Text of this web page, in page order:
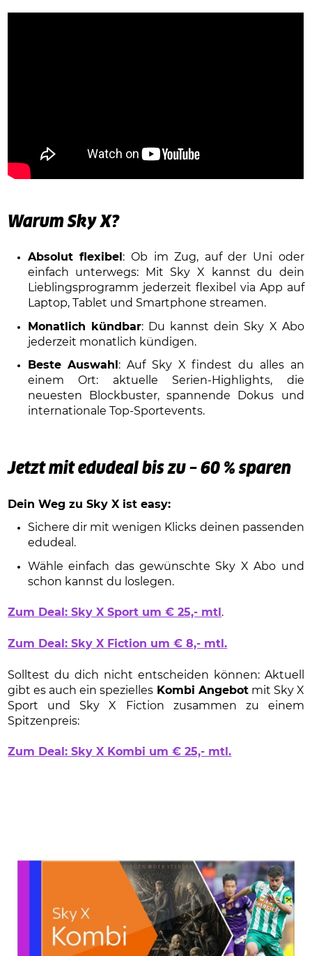
Warum Sky X?
Absolut flexibel : Ob im Zug, auf der Uni oder
einfach unterwegs: Mit Sky X kannst du dein
Lieblingsprogramm jederzeit flexibel via App auf
Laptop, Tablet und Smartphone streamen.
Monatlich kündbar: Du kannst dein Sky X Abo
jederzeit monatlich kündigen.
Beste Auswahl : Auf Sky X findest du alles an
einem Ort: aktuelle Serien-Highlights, die
neuesten Blockbuster, spannende Dokus und
internationale Top-Sportevents.
Jetzt mit edudeal bis zu – 60 % sparen
Dein Weg zu Sky X ist easy:
Sichere dir mit wenigen Klicks deinen passenden
edudeal.
Wähle einfach das gewünschte Sky X Abo und
schon kannst du loslegen.
Zum Deal: Sky X Sport um € 25,- mtl .
Zum Deal: Sky X Fiction um € 8,- mtl.
Solltest du dich nicht entscheiden können: Aktuell
gibt es auch ein spezielles Kombi Angebotmit Sky X
Sport und Sky X Fiction zusammen zu einem
Spitzenpreis:
Zum Deal: Sky X Kombi um € 25,- mtl.